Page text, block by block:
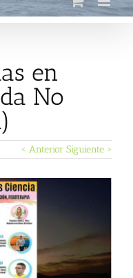
en
No
< Anterior Siguiente >